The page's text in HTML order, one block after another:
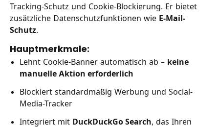
Tracking-Schutz und Cookie-Blockierung. Er bietet
zusätzliche Datenschutzfunktionen wie E-Mail-
Schutz.
Hauptmerkmale:
Lehnt Cookie-Banner automatisch ab – keine
manuelle Aktion erforderlich
Blockiert standardmäßig Werbung und Social-
Media-Tracker
Integriert mit DuckDuckGo Search, das Ihren